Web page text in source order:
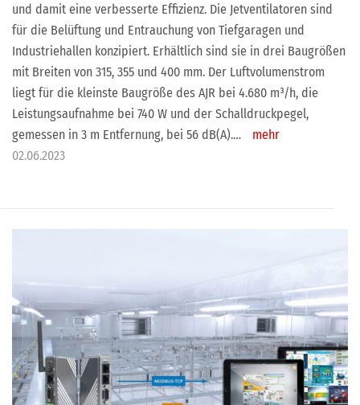
und damit eine verbesserte Effizienz. Die Jetventilatoren sind
für die Belüftung und Entrauchung von Tiefgaragen und
Industriehallen konzipiert. Erhältlich sind sie in drei Baugrößen
mit Breiten von 315, 355 und 400 mm. Der Luftvolumenstrom
liegt für die kleinste Baugröße des AJR bei 4.680 m³/h, die
Leistungsaufnahme bei 740 W und der Schalldruckpegel,
gemessen in 3 m Entfernung, bei 56 dB(A).…
mehr
02.06.2023